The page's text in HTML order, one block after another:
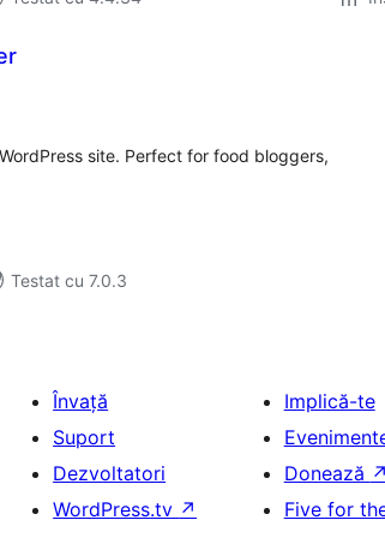
site. Perfect for food bloggers,
Testat cu 7.0.3
Învață
Suport
Dezvoltatori
WordPress.tv ↗
Implică-te
Donează ↗
Five for